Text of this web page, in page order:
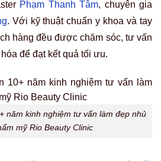
nhủ hoa của mình, phụ nữ sẽ tự
mái hơn trong các mối quan hệ
sự gắn kết trong đời sống tình
sẻ sau khi làm hồng nhủ hoa,
rõ rệt.